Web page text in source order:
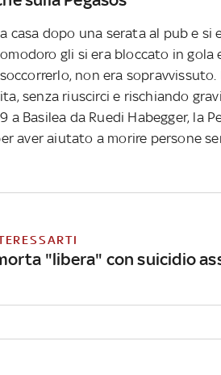
casa dopo una serata al pub e si
gli si era bloccato in gola
non era sopravvissuto.
senza riuscirci e rischiando gravi
Basilea da Ruedi Habegger, la
aver aiutato a morire persone
"libera" con suicidio